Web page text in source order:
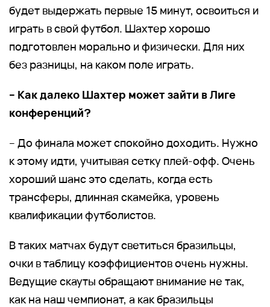
будет выдержать первые 15 минут, освоиться и
играть в свой футбол. Шахтер хорошо
подготовлен морально и физически. Для них
без разницы, на каком поле играть.
– Как далеко Шахтер может зайти в Лиге
конференций?
– До финала может спокойно доходить. Нужно
к этому идти, учитывая сетку плей-офф. Очень
хороший шанс это сделать, когда есть
трансферы, длинная скамейка, уровень
квалификации футболистов.
В таких матчах будут светиться бразильцы,
очки в таблицу коэффициентов очень нужны.
Ведущие скауты обращают внимание не так,
как на наш чемпионат, а как бразильцы